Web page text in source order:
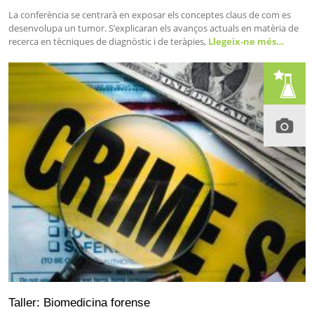
La conferència se centrarà en exposar els conceptes claus de com es
desenvolupa un tumor. S’explicaran els avanços actuals en matèria de
recerca en tècniques de diagnòstic i de teràpies, Llegeix-ne més…
Taller: Biomedicina forense